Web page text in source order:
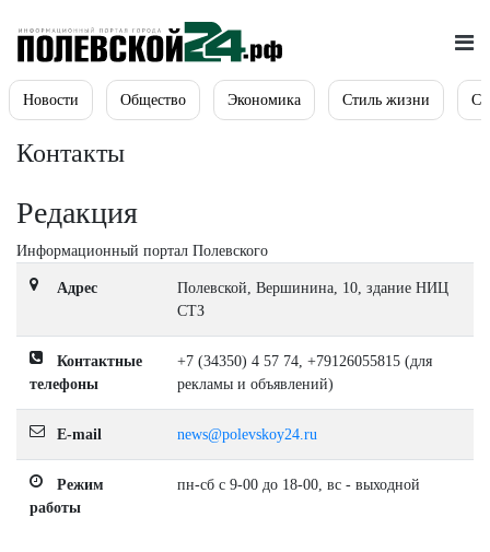
Новости Общество Экономика Стиль жизни
Контакты
Редакция
Информационный портал Полевского
Адрес
Полевской, Вершинина, 10, здание НИЦ
СТЗ
Контактные
телефоны
+7 (34350) 4 57 74, +79126055815 (для
рекламы и объявлений)
E-mail news@polevskoy24.ru
Режим
работы
пн-сб с 9-00 до 18-00, вс - выходной